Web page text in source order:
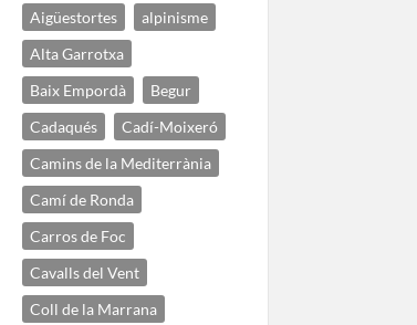
Aigüestortes
alpinisme
Alta Garrotxa
Baix Empordà
Begur
Cadaqués
Cadí-Moixeró
Camins de la Mediterrània
Camí de Ronda
Carros de Foc
Cavalls del Vent
Coll de la Marrana